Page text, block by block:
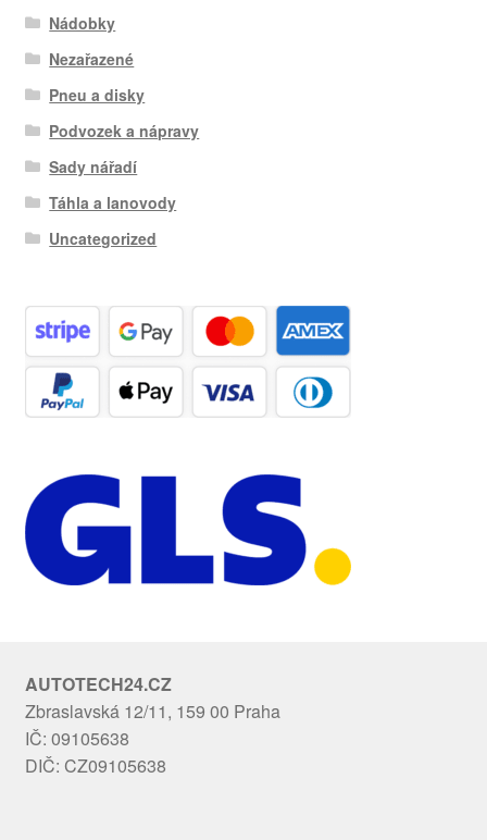
Nádobky
Nezařazené
Pneu a disky
Podvozek a nápravy
Sady nářadí
Táhla a lanovody
Uncategorized
AUTOTECH24.CZ
Zbraslavská 12/11, 159 00 Praha
IČ: 09105638
DIČ: CZ09105638